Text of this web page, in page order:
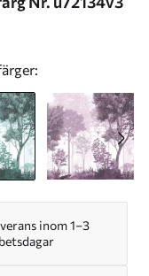
inom 1–3